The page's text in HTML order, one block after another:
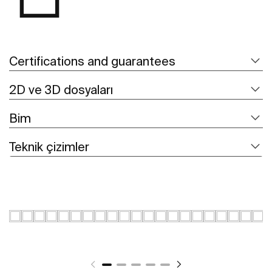
Certifications and guarantees
2D ve 3D dosyaları
Bim
Teknik çizimler